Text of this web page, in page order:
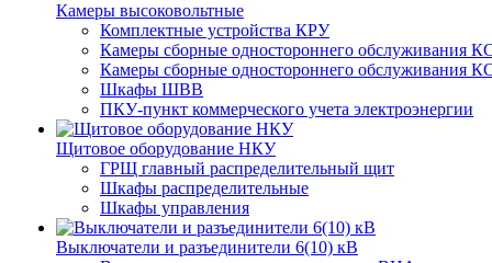
Камеры высоковольтные
Комплектные устройства КРУ
Камеры сборные одностороннего обслуживания
Камеры сборные одностороннего обслуживания
Шкафы ШВВ
ПКУ-пункт коммерческого учета электроэнергии
Щитовое оборудование НКУ
ГРЩ главный распределительный щит
Шкафы распределительные
Шкафы управления
Выключатели и разъединители 6(10) кВ